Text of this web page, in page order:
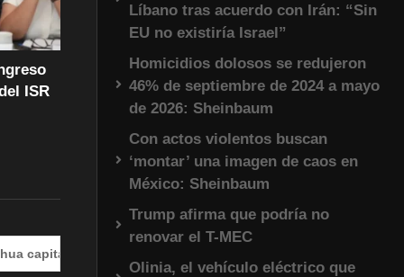
ISR
Líbano tras acuerdo con Irán: “Sin
EU no existiría Israel”
Homicidios dolosos se redujeron
46% de septiembre de 2024 a mayo
de 2026: Sheinbaum
Con actos violentos buscan
‘montar’ una imagen de caos en
México: Sheinbaum
Trump afirma que podría no
renovar el T-MEC
Olinia, el vehículo eléctrico que